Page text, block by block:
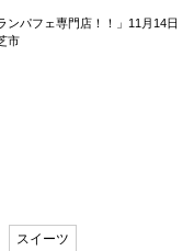
ンパフェ専門店！！」11月14日
市
スイーツ